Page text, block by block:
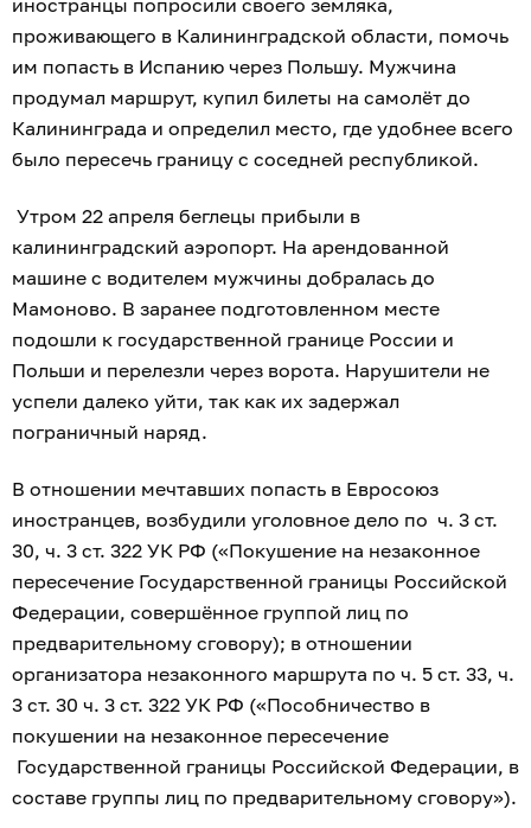
иностранцы попросили своего земляка,
проживающего в Калининградской области, помочь
им попасть в Испанию через Польшу. Мужчина
продумал маршрут, купил билеты на самолёт до
Калининграда и определил место, где удобнее всего
было пересечь границу с соседней республикой.
Утром 22 апреля беглецы прибыли в
калининградский аэропорт. На арендованной
машине с водителем мужчины добралась до
Мамоново. В заранее подготовленном месте
подошли к государственной границе России и
Польши и перелезли через ворота. Нарушители не
успели далеко уйти, так как их задержал
пограничный наряд.
В отношении мечтавших попасть в Евросоюз
иностранцев, возбудили уголовное дело по ч. 3 ст.
30, ч. 3 ст. 322 УК РФ («Покушение на незаконное
пересечение Государственной границы Российской
Федерации, совершённое группой лиц по
предварительному сговору); в отношении
организатора незаконного маршрута по ч. 5 ст. 33, ч.
3 ст. 30 ч. 3 ст. 322 УК РФ («Пособничество в
покушении на незаконное пересечение
Государственной границы Российской Федерации, в
составе группы лиц по предварительному сговору»).